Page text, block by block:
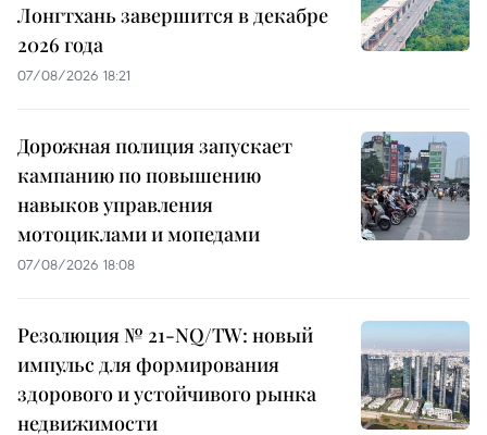
Лонгтхань завершится в декабре
2026 года
07/08/2026 18:21
Дорожная полиция запускает
кампанию по повышению
навыков управления
мотоциклами и мопедами
07/08/2026 18:08
Резолюция № 21-NQ/TW: новый
импульс для формирования
здорового и устойчивого рынка
недвижимости